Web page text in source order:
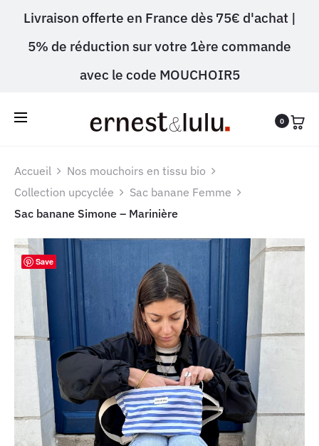
Livraison offerte en France dès 75€ d'achat |
5% de réduction sur votre 1ère commande
avec le code MOUCHOIR5
0
Accueil
Nos mouchoirs en tissu bio
Collection upcyclée
Sac banane Femme
Sac banane Simone – Marinière
Save